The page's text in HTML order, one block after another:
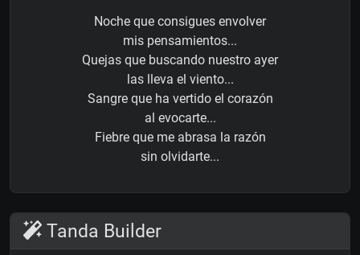
Noche que consigues envolver
mis pensamientos...
Quejas que buscando nuestro ayer
las lleva el viento...
Sangre que ha vertido el corazón
al evocarte...
Fiebre que me abrasa la razón
sin olvidarte...
Tanda Builder